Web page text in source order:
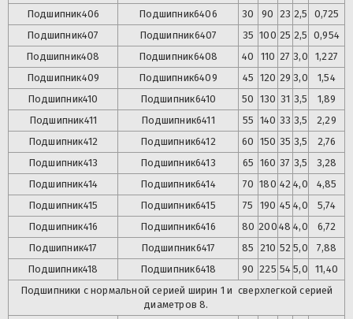
Подшипник406 Подшипник6406 30 90 23 2,5
0,725
Подшипник407 Подшипник6407 35 100 25 2,5 0,954
Подшипник408 Подшипник6408 40 110 27 3,0
1,227
Подшипник409 Подшипник6409 45 120 29 3,0
1,54
Подшипник410 Подшипник6410 50 130 31 3,5
1,89
Подшипник411 Подшипник6411 55 140 33 3,5
2,29
Подшипник412 Подшипник6412 60 150 35 3,5
2,76
Подшипник413 Подшипник6413 65 160 37 3,5
3,28
Подшипник414 Подшипник6414 70 180 42 4,0
4,85
Подшипник415 Подшипник6415 75 190 45 4,0
5,74
Подшипник416 Подшипник6416 80 200 48 4,0
6,72
Подшипник417 Подшипник6417 85 210 52 5,0
7,88
Подшипник418 Подшипник6418 90 225 54 5,0
11,40
Подшипники с нормальной серией ширин 1 и сверхлегкой серией
диаметров 8.